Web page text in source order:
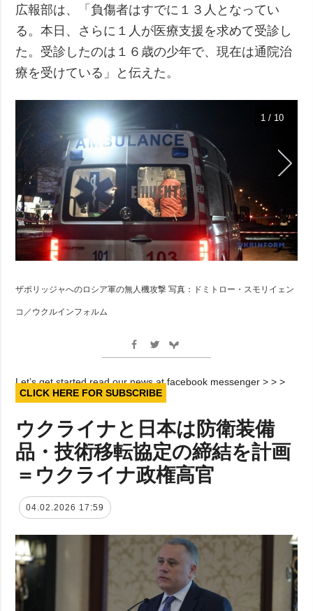
広報部は、「負傷者はすでに１３人となってい
る。本日、さらに１人が医療支援を求めて受診し
た。受診したのは１６歳の少年で、現在は通院治
療を受けている」と伝えた。
1 / 10
ザポリッジャへのロシア軍の無人機攻撃 写真：ドミトロー・スモリイェン
コ／ウクルインフォルム
Let’s get started read our news at facebook messenger > > >
CLICK HERE FOR SUBSCRIBE
ウクライナと日本は防衛装備
品・技術移転協定の締結を計画
＝ウクライナ政権高官
04.02.2026 17:59